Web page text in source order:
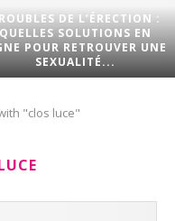
DE L’ÉRECTION :
QUELLES SOLUTIONS EN
POUR RETROUVER UNE
SEXUALITÉ...
"clos luce"